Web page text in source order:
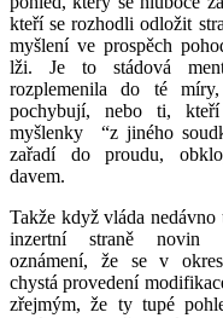
kteří se rozhodli odložit
myšlení ve prospěch
lži. Je to stádová
rozplemenila do té
pochybují, nebo ti,
myšlenky “z jiného
zařadí do proudu,
davem.
Takže když vláda nedávno
inzertní straně novin
oznámení, že se v
chystá provedení
zřejmým, že ty tupé